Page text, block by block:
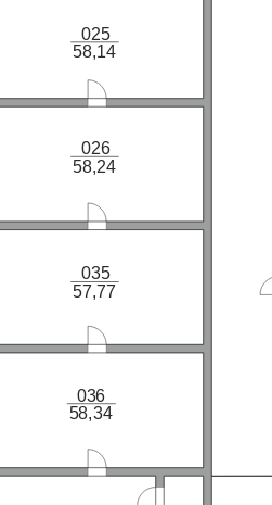
025
026
035
036
58,14
58,24
57,77
58,34